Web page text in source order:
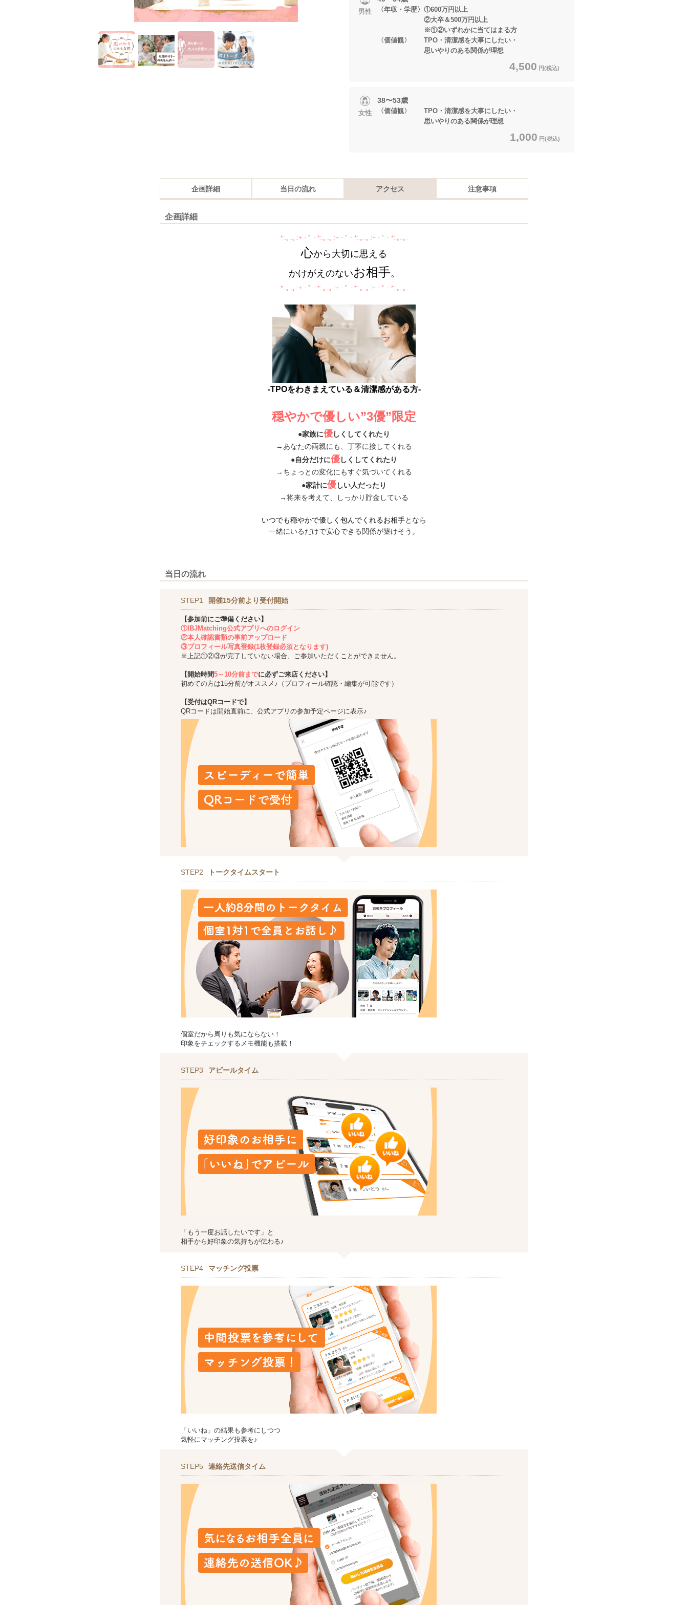
男性
〈年収・学歴〉①600万円以上
②大卒＆500万円以上
※①②いずれかに当てはまる方
〈価値観〉 TPO・清潔感を大事にしたい・
思いやりのある関係が理想
4,500 円(税込)
女性
38〜53歳
〈価値観〉 TPO・清潔感を大事にしたい・
思いやりのある関係が理想
1,000 円(税込)
企画詳細 当日の流れ アクセス 注意事項
企画詳細
*:.｡..｡.:+・ﾟ・*:.｡..｡.:+・ﾟ・*:.｡..｡.:+・ﾟ・*:.｡..｡.
心から大切に思える
かけがえのないお相手。
*:.｡..｡.:+・ﾟ・*:.｡..｡.:+・ﾟ・*:.｡..｡.:+・ﾟ・*:.｡..｡.
-TPOをわきまえている＆清潔感がある方-
穏やかで優しい”3優”限定
●家族に優しくしてくれたり
→あなたの両親にも、丁寧に接してくれる
●自分だけに優しくしてくれたり
→ちょっとの変化にもすぐ気づいてくれる
●家計に優しい人だったり
→将来を考えて、しっかり貯金している
いつでも穏やかで優しく包んでくれるお相手となら
一緒にいるだけで安心できる関係が築けそう。
当日の流れ
STEP1 開催15分前より受付開始
【参加前にご準備ください】
①IBJMatching公式アプリへのログイン
②本人確認書類の事前アップロード
③プロフィール写真登録(1枚登録必須となります)
※上記①②③が完了していない場合、ご参加いただくことができません。
【開始時間5～10分前までに必ずご来店ください】
初めての方は15分前がオススメ♪（プロフィール確認・編集が可能です）
【受付はQRコードで】
QRコードは開始直前に、公式アプリの参加予定ページに表示♪
STEP2 トークタイムスタート
個室だから周りも気にならない！
印象をチェックするメモ機能も搭載！
STEP3 アピールタイム
「もう一度お話したいです」と
相手から好印象の気持ちが伝わる♪
STEP4 マッチング投票
「いいね」の結果も参考にしつつ
気軽にマッチング投票を♪
STEP5 連絡先送信タイム